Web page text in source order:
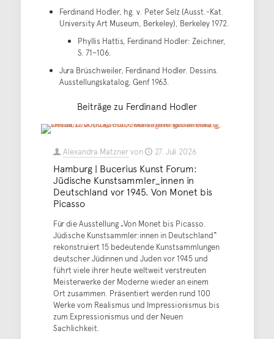
Ferdinand Hodler, hg. v. Peter Selz (Ausst.-Kat.
University Art Museum, Berkeley), Berkeley 1972.
Phyllis Hattis, Ferdinand Hodler: Zeichner,
S. 71–106.
Jura Brüschweiler, Ferdinand Hodler. Dessins.
Ausstellungskatalog, Genf 1963.
Beiträge zu Ferdinand Hodler
Alexandra Matznervon 27. Juli 2026
Hamburg | Bucerius Kunst Forum:
Jüdische Kunstsammler_innen in
Deutschland vor 1945. Von Monet bis
Picasso
Für die Ausstellung „Von Monet bis Picasso.
Jüdische Kunstsammler:innen in Deutschland“
rekonstruiert 15 bedeutende Kunstsammlungen
deutscher Jüdinnen und Juden vor 1945 und
führt viele ihrer heute weltweit verstreuten
Meisterwerke der Moderne wieder an einem
Ort zusammen. Präsentiert werden rund 100
Werke vom Realismus und Impressionismus bis
zum Expressionismus und der Neuen
Sachlichkeit.